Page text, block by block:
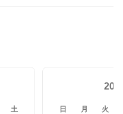
土 日 月 火